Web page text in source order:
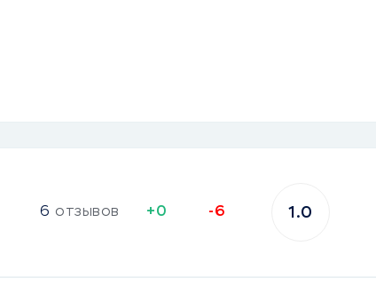
6 отзывов +0 -6 1.0